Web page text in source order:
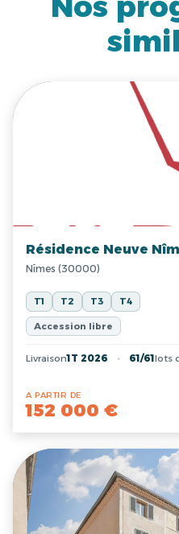
Résidence Neuve
Nîmes (30000)
T1 T2 T3 T4
Accession libre
Livraison1T 2026 61/61 lots
A PARTIR DE
152 000 €